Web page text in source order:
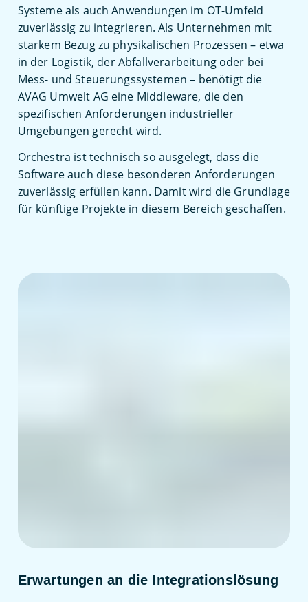
Systeme als auch Anwendungen im OT-Umfeld
zuverlässig zu integrieren. Als Unternehmen mit
starkem Bezug zu physikalischen Prozessen – etwa
in der Logistik, der Abfallverarbeitung oder bei
Mess- und Steuerungssystemen – benötigt die
AVAG Umwelt AG eine Middleware, die den
spezifischen Anforderungen industrieller
Umgebungen gerecht wird.
Orchestra ist technisch so ausgelegt, dass die
Software auch diese besonderen Anforderungen
zuverlässig erfüllen kann. Damit wird die Grundlage
für künftige Projekte in diesem Bereich geschaffen.
Erwartungen an die Integrationslösung